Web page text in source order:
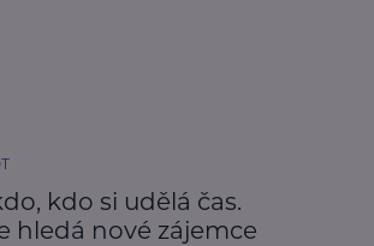
kdo si udělá čas.
hledá nové zájemce